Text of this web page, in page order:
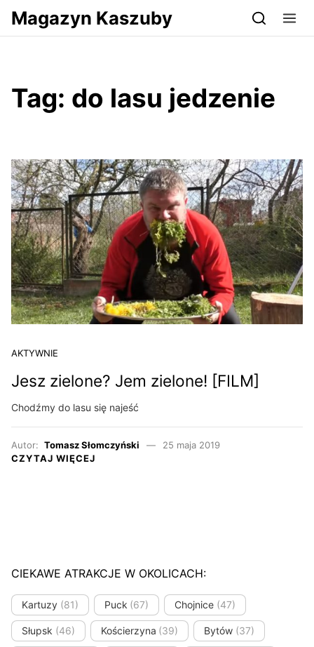
Przejdź do serwisu magazynkaszuby.pl
Magazyn Kaszuby
Tag: do lasu jedzenie
AKTYWNIE
Jesz zielone? Jem zielone! [FILM]
Chodźmy do lasu się najeść
Autor: Tomasz Słomczyński
25 maja 2019
CZYTAJ WIĘCEJ
CIEKAWE ATRAKCJE W OKOLICACH:
Kartuzy (81) Puck (67) Chojnice (47)
Słupsk (46) Kościerzyna (39) Bytów (37)